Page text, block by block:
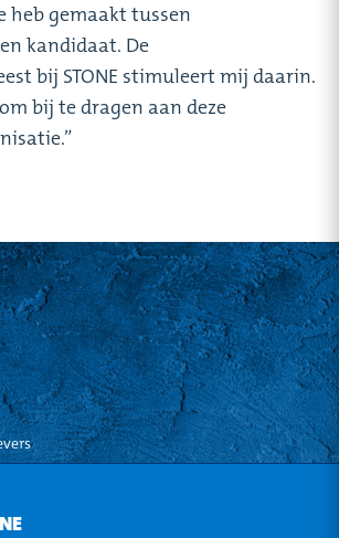
heb gemaakt tussen
kandidaat. De
bij STONE stimuleert mij daarin.
bij te dragen aan deze